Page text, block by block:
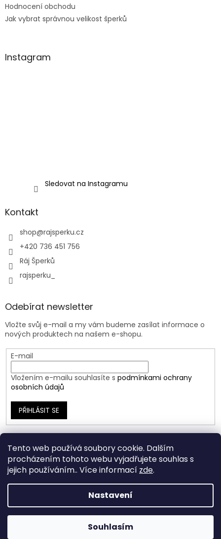
Tento web používá soubory cookie. Dalším
procházením tohoto webu vyjadřujete souhlas s
jejich používáním.. Více informací zde.
Nastavení
Souhlasím
Hodnocení obchodu
Jak vybrat správnou velikost šperků
Instagram
Sledovat na Instagramu
Kontakt
shop@rajsperku.cz
+420 736 451 756
Ráj Šperků
rajsperku_
Odebírat newsletter
Vložte svůj e-mail a my vám budeme zasílat informace o
nových produktech na našem e-shopu.
E-mail
Vložením e-mailu souhlasíte s podmínkami ochrany
osobních údajů
PŘIHLÁSIT SE
Vytvořil Shoptet
Ráj Šperků. Všechna práva vyhrazena.